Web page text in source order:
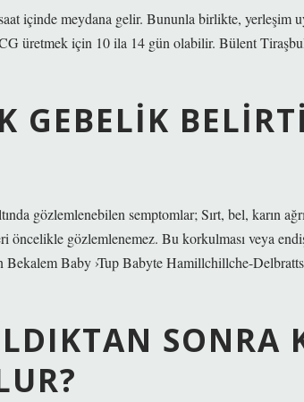
içinde meydana gelir. Bununla birlikte, yerleşim
üretmek için 10 ila 14 gün olabilir. Bülent
GEBELIK
gözlemlenebilen semptomlar; Sırt, bel, karın
gözlemlenemez. Bu korkulması veya
Baby ›Tup Babyte Hamillchillche-
SONRA